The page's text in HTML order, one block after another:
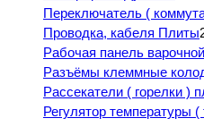
Переключатель (
Проводка, кабеля Плиты
Рабочая панель
Разъёмы клеммные
Рассекатели ( горелки )
Регулятор температуры